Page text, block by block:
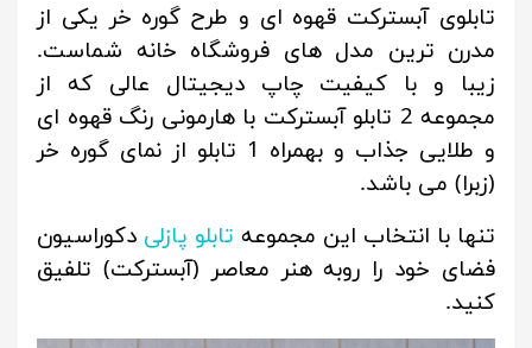
تابلوی آبسترکت قهوه ای و طرح گوره خر یکی از
مدرن ترین مدل های فروشگاه خانه شماست.
زیبا و با کیفیت چاپ دیجیتال عالی که از
مجموعه 2 تابلو آبسترکت با هارمونی رنگ قهوه ای
و طلایی جذاب و بهمراه 1 تابلو از نمای گوره خر
(زبرا) می باشد.
تنها با انتخاب این مجموعه تابلو پازلی دکوراسیون
فضای خود را روبه هنر معاصر (آبسترکت) تلفیق
کنید.